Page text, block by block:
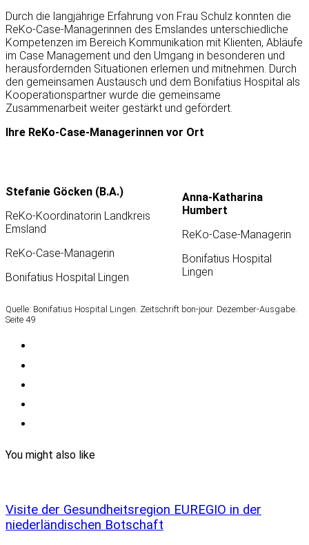
Durch die langjährige Erfahrung von Frau Schulz konnten die
ReKo-Case-Managerinnen des Emslandes unterschiedliche
Kompetenzen im Bereich Kommunikation mit Klienten, Abläufe
im Case Management und den Umgang in besonderen und
herausfordernden Situationen erlernen und mitnehmen. Durch
den gemeinsamen Austausch und dem Bonifatius Hospital als
Kooperationspartner wurde die gemeinsame
Zusammenarbeit weiter gestärkt und gefördert.
Ihre ReKo-Case-Managerinnen vor Ort
Stefanie Göcken (B.A.)
ReKo-Koordinatorin Landkreis
Emsland
ReKo-Case-Managerin
Bonifatius Hospital Lingen
Anna-Katharina
Humbert
ReKo-Case-Managerin
Bonifatius Hospital
Lingen
Quelle: Bonifatius Hospital Lingen. Zeitschrift bon-jour. Dezember-Ausgabe.
Seite 49
You might also like
Visite der Gesundheitsregion EUREGIO in der
niederländischen Botschaft